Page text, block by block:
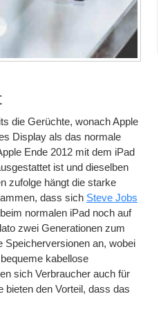
die Gerüchte, wonach Apple
Display als das normale
Ende 2012 mit dem iPad
ist und dieselben
zufolge hängt die starke
dass sich Steve Jobs
normalen iPad noch auf
zwei Generationen zum
Speicherversionen an, wobei
kabellose
sich Verbraucher auch für
bieten den Vorteil, dass das